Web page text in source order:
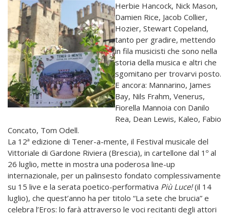
Herbie Hancock, Nick Mason,
Damien Rice, Jacob Collier,
Hozier, Stewart Copeland,
tanto per gradire, mettendo
in fila musicisti che sono nella
storia della musica e altri che
sgomitano per trovarvi posto.
E ancora: Mannarino, James
Bay, Nils Frahm, Venerus,
Fiorella Mannoia con Danilo
Rea, Dean Lewis, Kaleo, Fabio
Concato, Tom Odell.
La 12ª edizione di Tener-a-mente, il Festival musicale del
Vittoriale di Gardone Riviera (Brescia), in cartellone dal 1º al
26 luglio, mette in mostra una poderosa line-up
internazionale, per un palinsesto fondato complessivamente
su 15 live e la serata poetico-performativa Più Luce!(il 14
luglio), che quest’anno ha per titolo “La sete che brucia” e
celebra l’Eros: lo farà attraverso le voci recitanti degli attori